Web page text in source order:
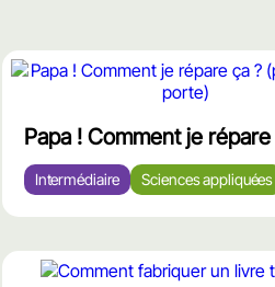
grillée)
محتوى
Papa ! Comment je répare
Intermédiaire Sciences appliquées
محتوى